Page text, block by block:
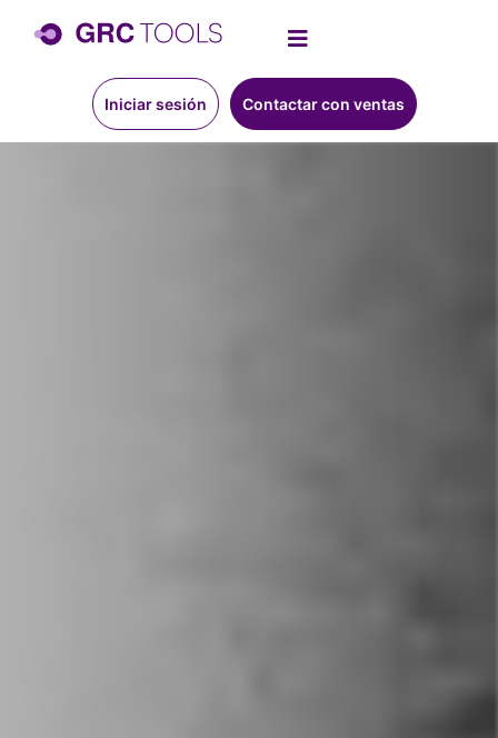
Iniciar sesión Contactar con ventas